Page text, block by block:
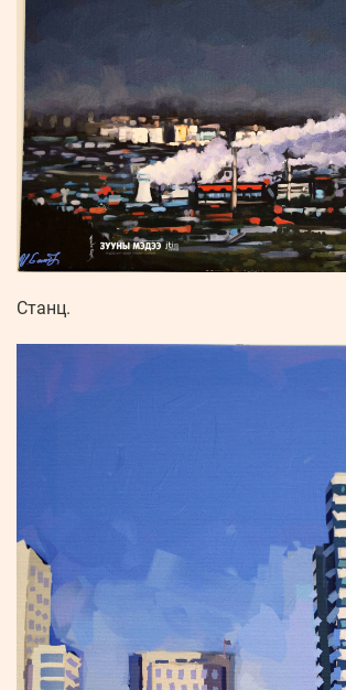
Станц.